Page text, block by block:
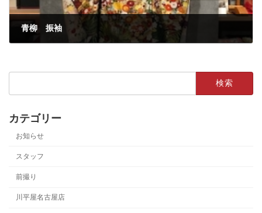
青柳 振袖
カテゴリー
お知らせ
スタッフ
前撮り
川平屋名古屋店